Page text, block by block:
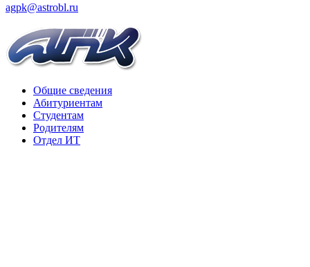
agpk@astrobl.ru
Общие сведения
Абитуриентам
Студентам
Родителям
Отдел ИТ